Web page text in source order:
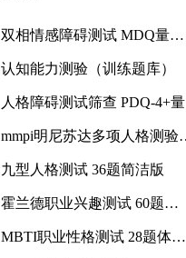
双相情感障碍测试 MDQ量表13题
认知能力测验（训练题库）
人格障碍测试筛查 PDQ-4+量表 107题
mmpi明尼苏达多项人格测验 566题完整版
九型人格测试 36题简洁版
霍兰德职业兴趣测试 60题简洁版
MBTI职业性格测试 28题体验版